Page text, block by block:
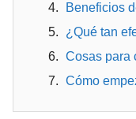
Beneficios
¿Qué tan
Cosas para
Cómo